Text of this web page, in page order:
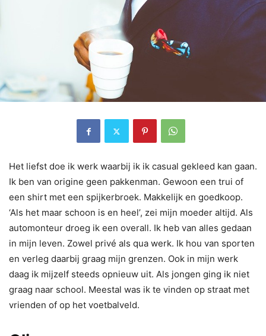
Het liefst doe ik werk waarbij ik ik casual gekleed kan gaan.
Ik ben van origine geen pakkenman. Gewoon een trui of
een shirt met een spijkerbroek. Makkelijk en goedkoop.
‘Als het maar schoon is en heel’, zei mijn moeder altijd. Als
automonteur droeg ik een overall. Ik heb van alles gedaan
in mijn leven. Zowel privé als qua werk. Ik hou van sporten
en verleg daarbij graag mijn grenzen. Ook in mijn werk
daag ik mijzelf steeds opnieuw uit. Als jongen ging ik niet
graag naar school. Meestal was ik te vinden op straat met
vrienden of op het voetbalveld.